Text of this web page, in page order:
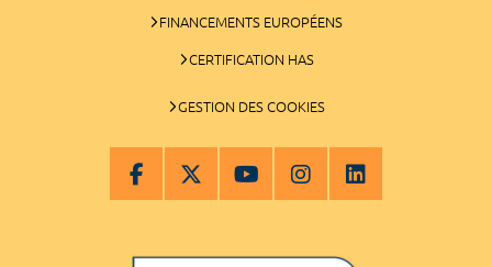
FINANCEMENTS EUROPÉENS
CERTIFICATION HAS
GESTION DES COOKIES